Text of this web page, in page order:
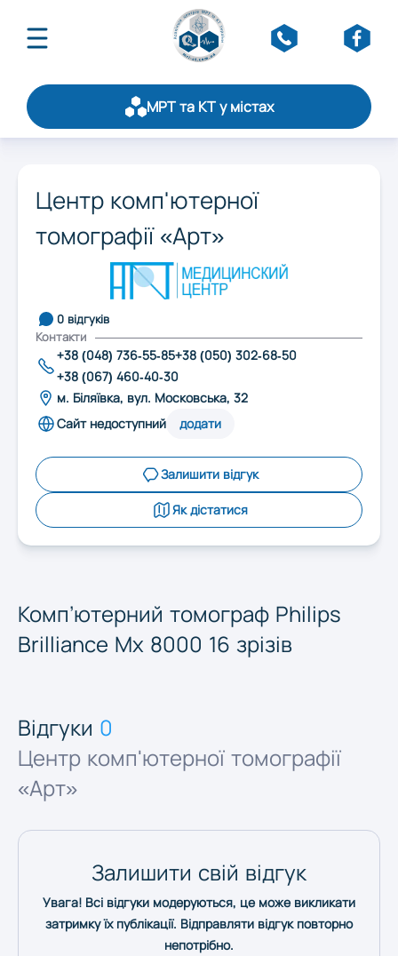
Щорічний рейтинг
Статистика
Стати партнером
Обслуговування
МРТ та КТ у містах
Вінниця
Житомир
Запоріжжя
Івано-Франківськ
Київ
Луцьк
Миколаїв
Полтава
Рівне
Центр комп'ютерної
томографії «Арт»
0 відгуків
Контакти
+38 (048) 736-55-85+38 (050) 302-68-50
+38 (067) 460-40-30
м. Біляївка, вул. Московська, 32
Сайт недоступний
додати
Залишити відгук
Як дістатися
Комп’ютерний томограф Philips
Brilliance Mx 8000 16 зрізів
Відгуки 0
Центр комп'ютерної томографії
«Арт»
Залишити свій відгук
Увага! Всі відгуки модеруються, це може викликати
затримку їх публікації. Відправляти відгук повторно
непотрібно.